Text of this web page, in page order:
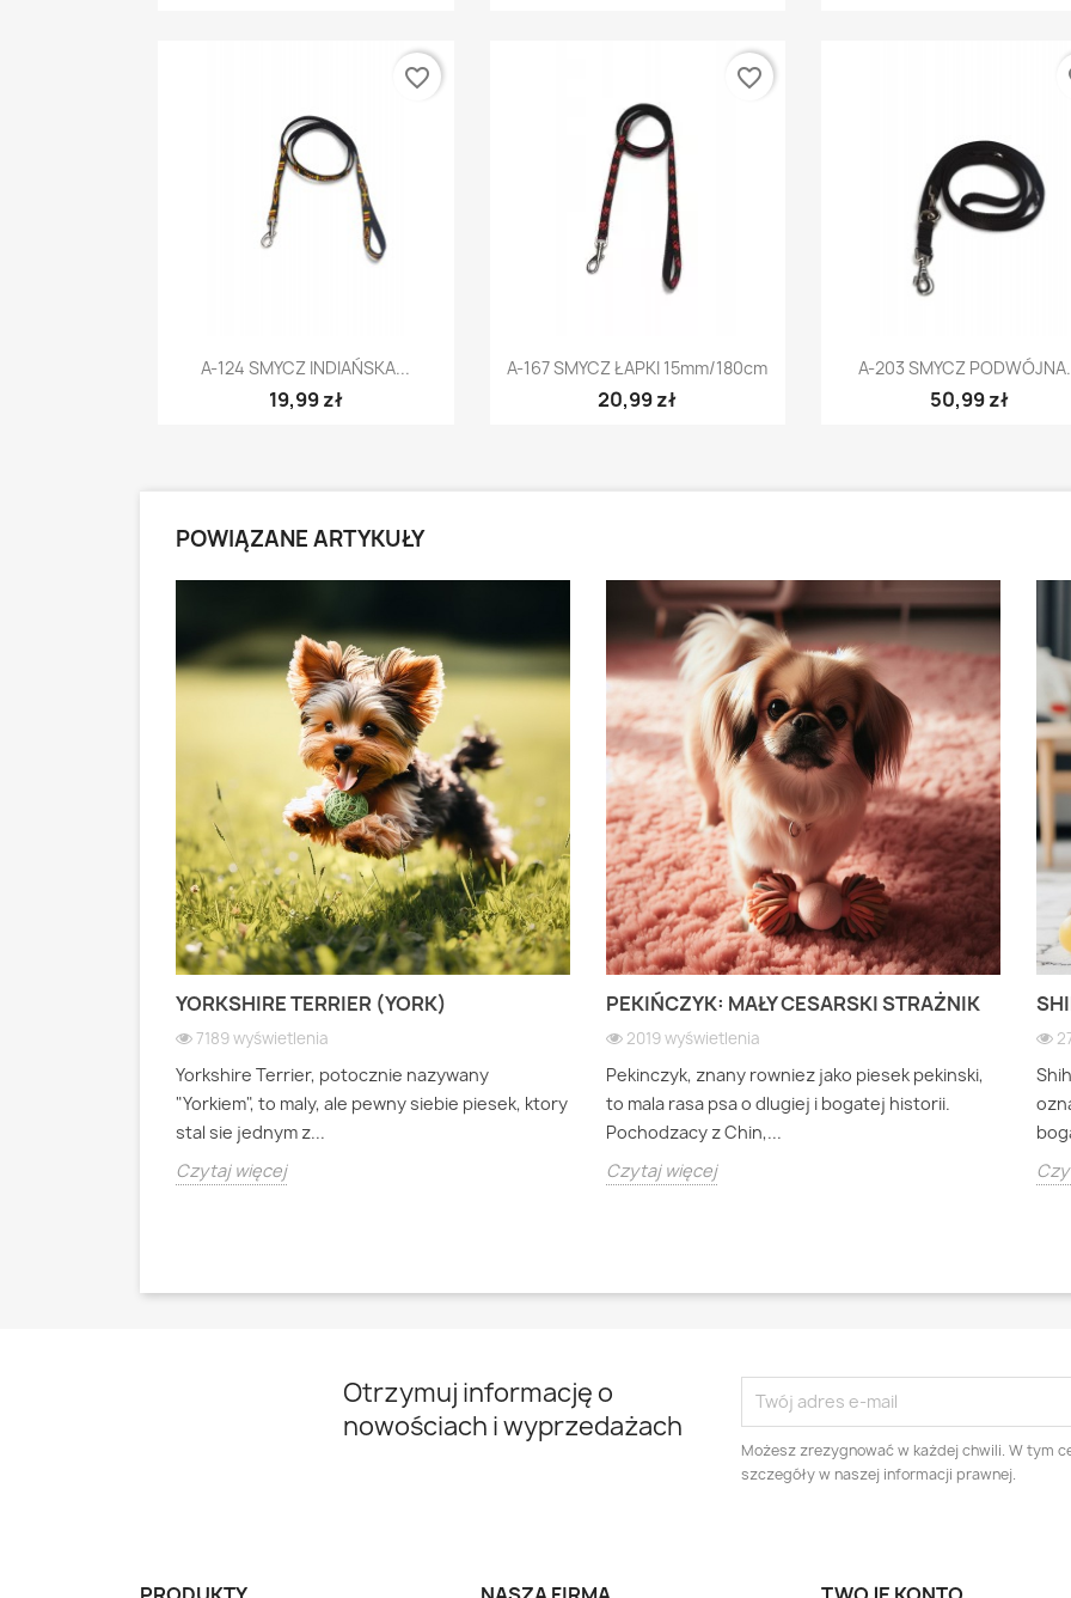
 Szybki podgląd
A-124 SMYCZ INDIAŃSKA...
19,99 zł
favorite_border
Szybki podgląd
A-167 SMYCZ ŁAPKI 15mm/180cm
20,99 zł
favorite_border
Szybki podgląd
A-203 SMYCZ
50,99 zł
POWIĄZANE ARTYKUŁY
YORKSHIRE TERRIER (YORK)
7189 wyświetlenia
Yorkshire Terrier, potocznie nazywany
"Yorkiem", to maly, ale pewny siebie piesek, ktory
stal sie jednym z...
Czytaj więcej
PEKIŃCZYK: MAŁY CESARSKI STRAŻNIK
2019 wyświetlenia
Pekinczyk, znany rowniez jako piesek pekinski,
to mala rasa psa o dlugiej i bogatej historii.
Pochodzacy z Chin,...
Czytaj więcej
Otrzymuj informację o
nowościach i wyprzedażach
Możesz zrezygnować w każdej chwili. W tym
szczegóły w naszej informacji prawnej.